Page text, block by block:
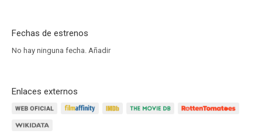
Fechas de estrenos
No hay ninguna fecha. Añadir
Enlaces externos